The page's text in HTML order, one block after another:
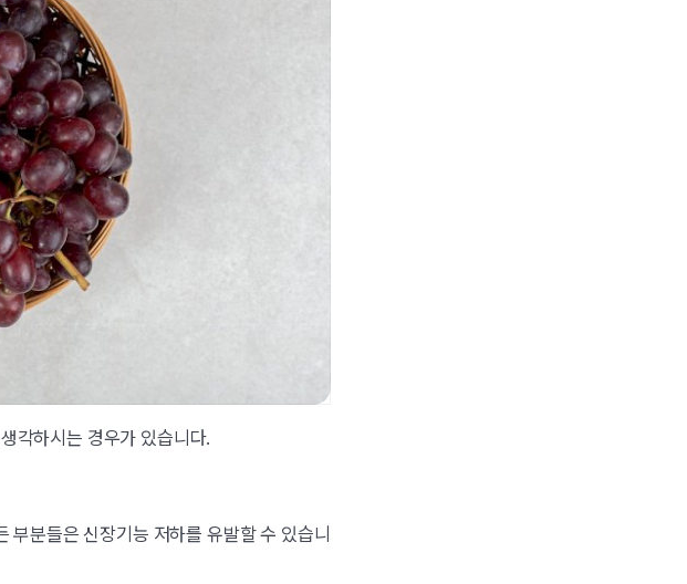
각하시는 경우가 있습니다.
부분들은 신장기능 저하를 유발할 수 있습니